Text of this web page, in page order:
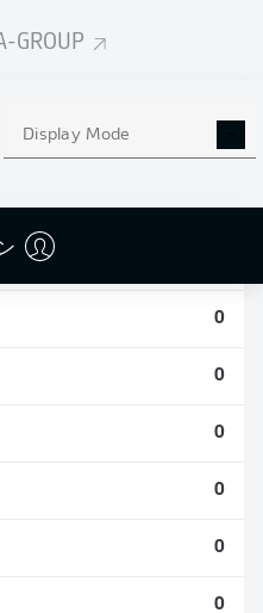
GROUP
Display Mode
2022/2023
AERIAL DUELS
WON
0
0
0
0
0
0